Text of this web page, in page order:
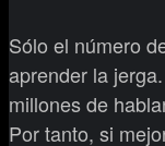
Sólo el número
aprender la
millones de
Por tanto, si